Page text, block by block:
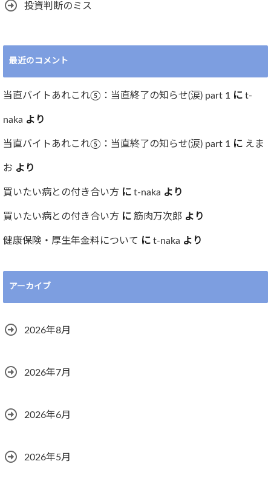
投資判断のミス
最近のコメント
当直バイトあれこれ⑤：当直終了の知らせ(涙) part 1 に t-
naka より
当直バイトあれこれ⑤：当直終了の知らせ(涙) part 1 に えま
お より
買いたい病との付き合い方 に t-naka より
買いたい病との付き合い方 に 筋肉万次郎 より
健康保険・厚生年金料について に t-naka より
アーカイブ
2026年8月
2026年7月
2026年6月
2026年5月